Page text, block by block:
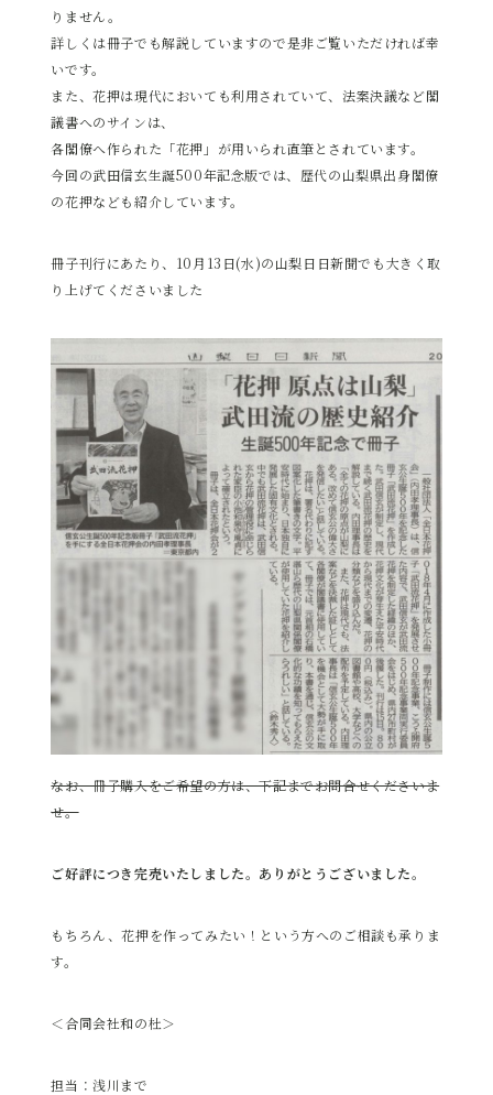
りません。
詳しくは冊子でも解説していますので是非ご覧いただければ幸
いです。
また、花押は現代においても利用されていて、法案決議など閣
議書へのサインは、
各閣僚へ作られた「花押」が用いられ直筆とされています。
今回の武田信玄生誕500年記念版では、歴代の山梨県出身閣僚
の花押なども紹介しています。
冊子刊行にあたり、10月13日(水)の山梨日日新聞でも大きく取
り上げてくださいました
なお、冊子購入をご希望の方は、下記までお問合せくださいま
せ。
ご好評につき完売いたしました。ありがとうございました。
もちろん、花押を作ってみたい！という方へのご相談も承りま
す。
＜合同会社和の杜＞
担当：浅川まで